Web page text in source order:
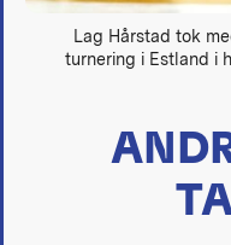
Lag Hårstad tok
turnering i Estland i